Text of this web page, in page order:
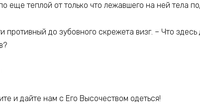
еще теплой от только что лежавшего на ней тела
противный до зубовного скрежета визг. – Что
и дайте нам с Его Высочеством одеться!